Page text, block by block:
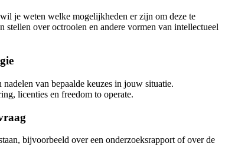
je weten welke mogelijkheden er zijn om deze te
stellen over octrooien en andere vormen van intellectueel
van bepaalde keuzes in jouw situatie.
licenties en freedom to operate.
bijvoorbeeld over een onderzoeksrapport of over de